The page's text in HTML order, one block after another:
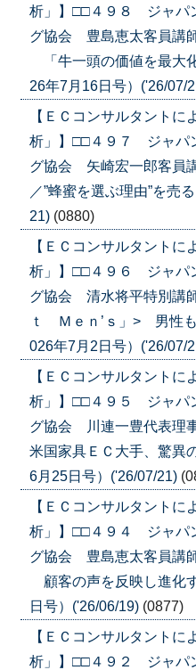
析」】□□４９８ ジャパ
グ協会 豊島恵太客員講
「牛一頭の価値を最大
26年7月16日号）('26/07/
【ＥＣコンサルタントに
析」】□□４９７ ジャパ
グ協会 矢崎宏一郎客員
／”蜂蜜を選ぶ理由”を売
21) (0880)
【ＥＣコンサルタントに
析」】□□４９６ ジャパ
グ協会 清水将平特別講
ｔ Ｍｅｎ’ｓ」> 男性も
026年7月2日号）('26/07/
【ＥＣコンサルタントに
析」】□□４９５ ジャパ
グ協会 川連一豊代表理
米国家具ＥＣ大手、驚異
6月25日号）('26/07/21)
【ＥＣコンサルタントに
析」】□□４９４ ジャパ
グ協会 豊島恵太客員講
顧客の声を反映し進化
日号）('26/06/19) (0877)
【ＥＣコンサルタントに
析」】□□４９２ ジャパ